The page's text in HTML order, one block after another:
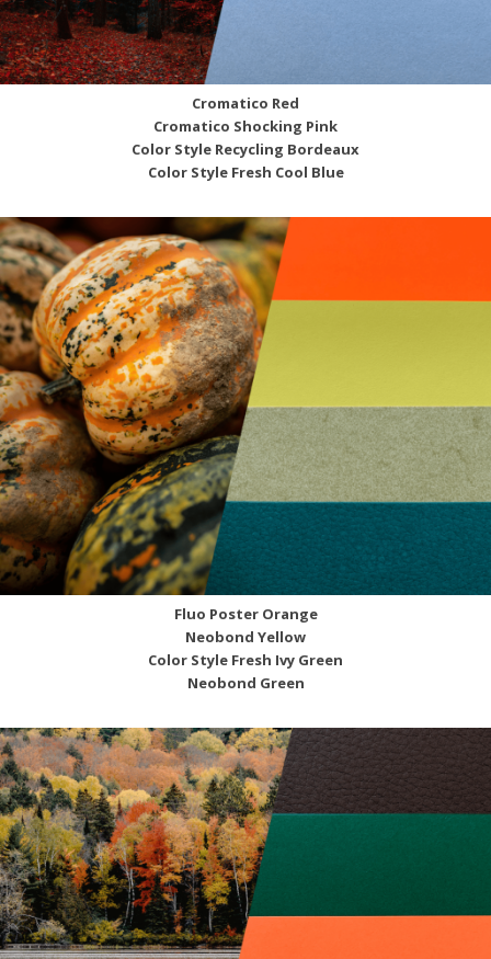
Cromatico Red
Cromatico Shocking Pink
Color Style Recycling Bordeaux
Color Style Fresh Cool Blue
Fluo Poster Orange
Neobond Yellow
Color Style Fresh Ivy Green
Neobond Green